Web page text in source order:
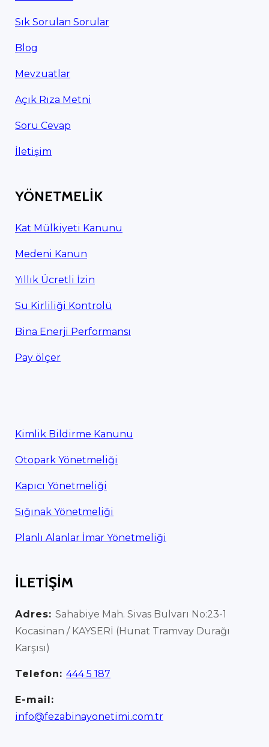
Sık Sorulan Sorular
Blog
Mevzuatlar
Açık Rıza Metni
Soru Cevap
İletişim
YÖNETMELİK
Kat Mülkiyeti Kanunu
Medeni Kanun
Yıllık Ücretli İzin
Su Kirliliği Kontrolü
Bina Enerji Performansı
Pay ölçer
Kimlik Bildirme Kanunu
Otopark Yönetmeliği
Kapıcı Yönetmeliği
Sığınak Yönetmeliği
Planlı Alanlar İmar Yönetmeliği
İLETİŞİM
Adres: Sahabiye Mah. Sivas Bulvarı No:23-1
Kocasinan / KAYSERİ (Hunat Tramvay Durağı
Karşısı)
Telefon: 444 5 187
E-mail:
info@fezabinayonetimi.com.tr